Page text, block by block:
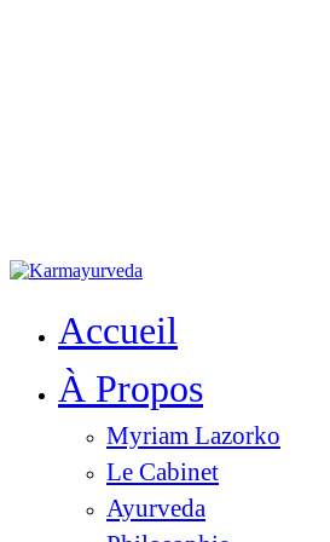
Accueil
À Propos
Myriam Lazorko
Le Cabinet
Ayurveda